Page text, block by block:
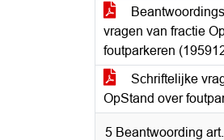
vragen van fractie
foutparkeren
Schriftelijke
OpStand over
5 Beantwoording